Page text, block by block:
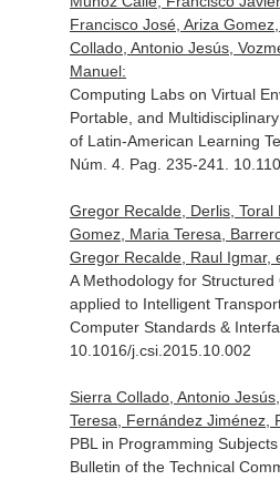
Francisco José, Ariza
Collado, Antonio Jesús,
Manuel:
Computing Labs on Virtual
Portable, and Multidisciplinary
of Latin-American Learning
Núm. 4. Pag. 235-241.
Gregor Recalde, Derlis, Toral
Gomez, Maria Teresa,
Gregor Recalde, Raul Igmar,
A Methodology for
applied to Intelligent
Computer Standards &
10.1016/j.csi.2015.10.002
Sierra Collado, Antonio
Teresa, Fernández Jiménez,
PBL in Programming
Bulletin of the Technical